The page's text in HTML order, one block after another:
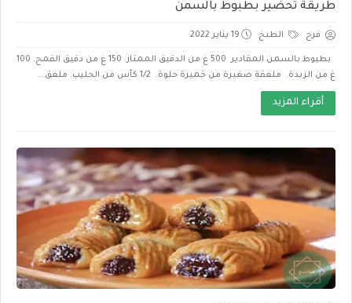
طريقة تحضير بطبوط بالسمن
فرح الطبخ 19 يناير 2022
بطبوط بالسمن المقادير 500 غ من الدقيق الممتاز. 150 غ من دقيق القمح. 100
غ من الزبدة. ملعقة صغيرة من خميرة حلوة. 1/2 كأس من الحليب. ملعق...
أقراء المزيد